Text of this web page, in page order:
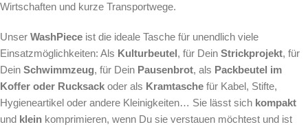
Wirtschaften und kurze Transportwege.
Unser WashPiece ist die ideale Tasche für unendlich viele
Einsatzmöglichkeiten: Als Kulturbeutel, für Dein Strickprojekt, für
Dein Schwimmzeug, für Dein Pausenbrot, als Packbeutel im
Koffer oder Rucksack oder als Kramtasche für Kabel, Stifte,
Hygieneartikel oder andere Kleinigkeiten… Sie lässt sich kompakt
und klein komprimieren, wenn Du sie verstauen möchtest und ist